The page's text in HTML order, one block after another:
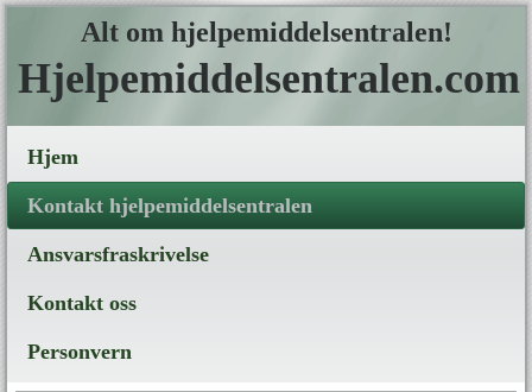
Alt om hjelpemiddelsentralen!
Hjelpemiddelsentralen.com
Hjem
Kontakt hjelpemiddelsentralen
Ansvarsfraskrivelse
Kontakt oss
Personvern